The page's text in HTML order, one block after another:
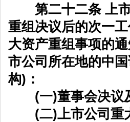
第二十二条 上市
重组决议后的次一
大资产重组事项的
市公司所在地的中
构)：
(一)董事会决议
(二)上市公司重